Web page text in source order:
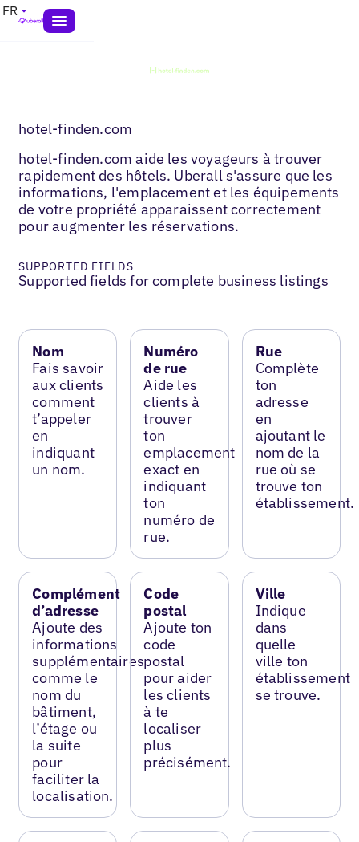
FR
hotel-finden.com
hotel-finden.com aide les voyageurs à trouver
rapidement des hôtels. Uberall s'assure que les
informations, l'emplacement et les équipements
de votre propriété apparaissent correctement
pour augmenter les réservations.
SUPPORTED FIELDS
Supported fields for complete business listings
Nom
Fais savoir
aux clients
comment
t’appeler
en
indiquant
un nom.
Numéro
de rue
Aide les
clients à
trouver
ton
emplacement
exact en
indiquant
ton
numéro de
rue.
Rue
Complète
ton
adresse
en
ajoutant le
nom de la
rue où se
trouve ton
établissement.
Complément
d’adresse
Ajoute des
informations
supplémentaires
comme le
nom du
bâtiment,
l’étage ou
la suite
pour
faciliter la
localisation.
Code
postal
Ajoute ton
code
postal
pour aider
les clients
à te
localiser
plus
précisément.
Ville
Indique
dans
quelle
ville ton
établissement
se trouve.